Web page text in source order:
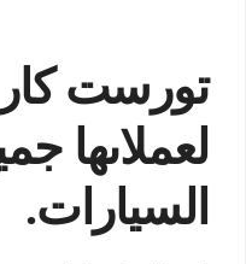
تورست كار
لعملاىها
السيارات.